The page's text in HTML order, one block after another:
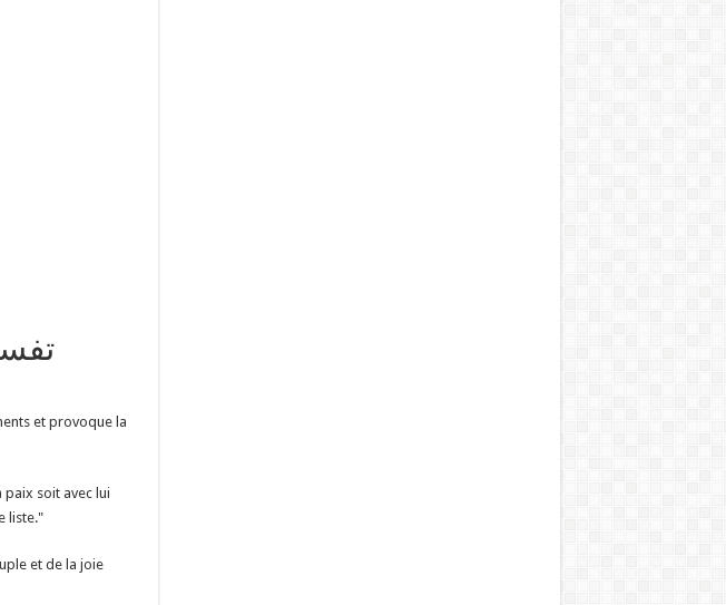
et provoque la
paix soit avec lui
liste."
et de la joie